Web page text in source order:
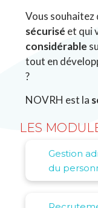
Vous souhaitez
sécurisé et qui
considérable
tout en
?
NOVRH est la
LES
Gestion
du